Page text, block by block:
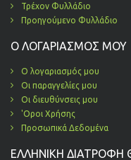
Τρέχον Φυλλάδιο
Προηγούμενο Φυλλάδιο
Ο ΛΟΓΑΡΙΑΣΜΌΣ ΜΟΥ
Ο λογαριασμός μου
Οι παραγγελίες μου
Οι διευθύνσεις μου
'Οροι Χρήσης
Προσωπικά Δεδομένα
ΕΛΛΗΝΙΚΗ ΔΙΑΤΡΟΦΗ